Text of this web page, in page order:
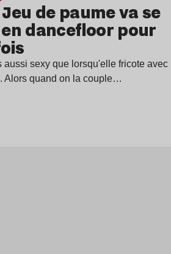
de paume va se
dancefloor pour
aussi sexy que lorsqu'elle fricote avec
Alors quand on la couple…